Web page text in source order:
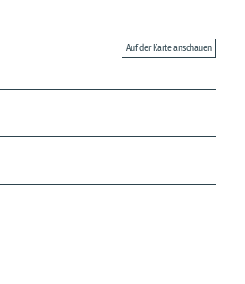
Auf der Karte anschauen